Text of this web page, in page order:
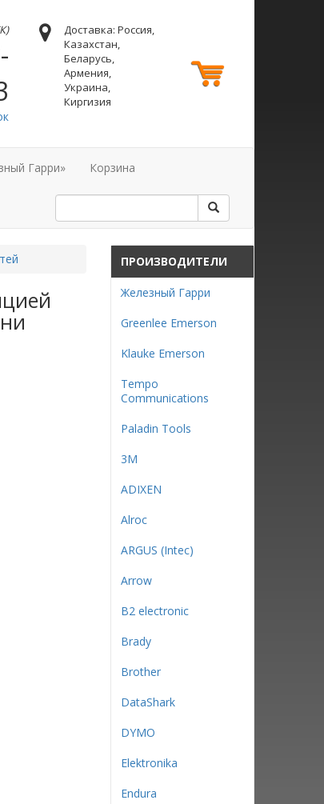
Доставка: Россия,
Казахстан,
Беларусь,
Армения,
Украина,
Киргизия
Гарри» Корзина
ПРОИЗВОДИТЕЛИ
Железный Гарри
Greenlee Emerson
Klauke Emerson
Tempo
Communications
Paladin Tools
3М
ADIXEN
Alroc
ARGUS (Intec)
Arrow
B2 electronic
Brady
Brother
DataShark
DYMO
Elektronika
Endura